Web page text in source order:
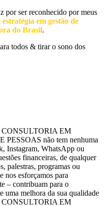
por ser reconhecido por meus
em gestão de
do Brasil.
todos & tirar o sono dos
CONSULTORIA EM
não tem nenhuma
Instagram, WhatsApp ou
financeiras, de qualquer
palestras, programas ou
nos esforçamos para
– contribuam para o
uma melhora da sua qualidade
CONSULTORIA EM